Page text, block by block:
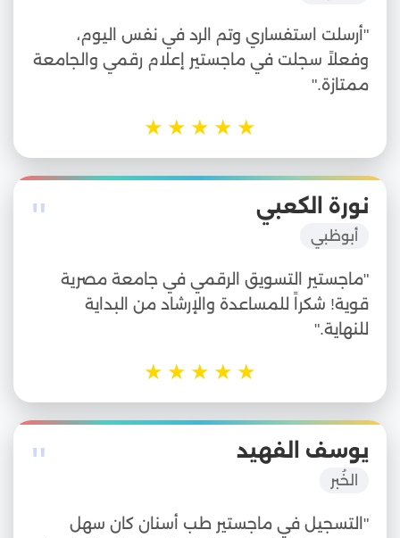
"أرسلت استفساري وتم الرد في نفس اليوم،
وفعلاً سجلت في ماجستير إعلام رقمي والجامعة
ممتازة."
★
★
★
★
★
" نورة الكعبي
أبوظبي
"ماجستير التسويق الرقمي في جامعة مصرية
قوية! شكراً للمساعدة والإرشاد من البداية
للنهاية."
★
★
★
★
★
" يوسف الفهيد
الخُبر
"التسجيل في ماجستير طب أسنان كان سهل